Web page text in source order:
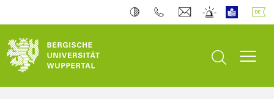
Suche öffnen